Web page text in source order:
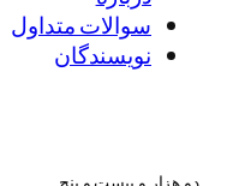
متداول
الگوها
پوسته‌ها